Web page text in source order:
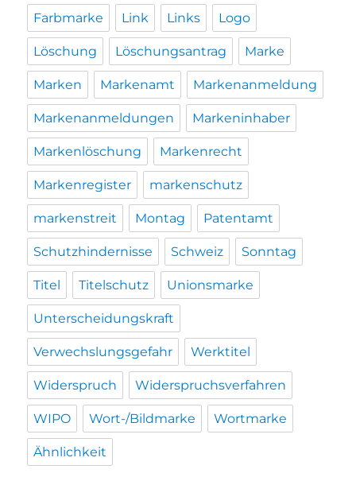
Farbmarke Link Links Logo
Löschung Löschungsantrag Marke
Marken Markenamt Markenanmeldung
Markenanmeldungen Markeninhaber
Markenlöschung Markenrecht
Markenregister markenschutz
markenstreit Montag Patentamt
Schutzhindernisse Schweiz Sonntag
Titel Titelschutz Unionsmarke
Unterscheidungskraft
Verwechslungsgefahr Werktitel
Widerspruch Widerspruchsverfahren
WIPO Wort-/Bildmarke Wortmarke
Ähnlichkeit